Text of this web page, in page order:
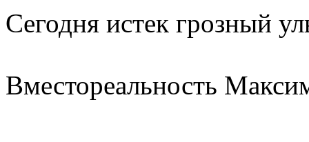
Сегодня истек грозный
Вместореальность